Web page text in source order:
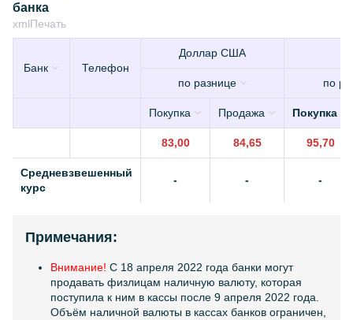
банка
xmlПечать
Банк Телефон
Доллар США
по разнице по
Покупка Продажа Покупка
83,00 84,65 95,70
Средневзвешенный
курс
- - -
Примечания:
Внимание! C 18 апреля 2022 года банки могут
продавать физлицам наличную валюту, которая
поступила к ним в кассы после 9 апреля 2022 года.
Объём наличной валюты в кассах банков ограничен,